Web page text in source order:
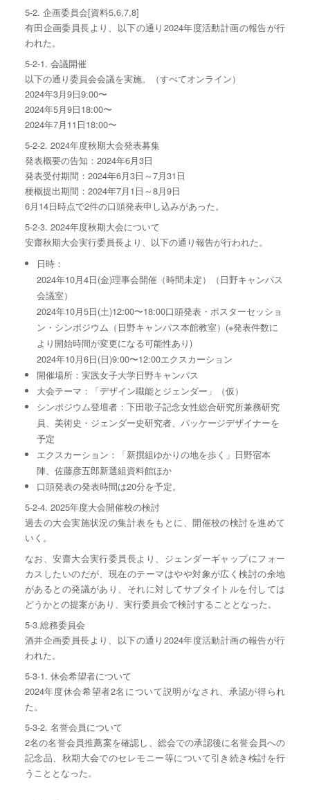
5-2. 企画委員会[資料5,6,7,8]
有田企画委員長より、以下の通り2024年度活動計画の報告が行
われた。
5-2-1. 会議開催
以下の通り委員会会議を実施。（すべてオンライン）
2024年3月9日9:00〜
2024年5月9日18:00〜
2024年7月11日18:00〜
5-2-2. 2024年度秋期大会発表募集
発表概要の告知：2024年6月3日
発表受付期間：2024年6月3日～7月31日
梗概提出期間：2024年7月1日～8月9日
6月14日時点で2件の口頭発表申し込みがあった。
5-2-3. 2024年度秋期大会について
安齋秋期大会実行委員長より、以下の通り報告が行われた。
日時：
2024年10月4日(金)理事会開催（時間未定）（日野キャンパス
会議室）
2024年10月5日(土)12:00〜18:00口頭発表・ポスターセッショ
ン・シンポジウム（日野キャンパス本館教室）(※発表件数に
より開始時間が変更になる可能性あり)
2024年10月6日(日)9:00〜12:00エクスカーション
開催場所：実践女子大学日野キャンパス
大会テーマ：「デザイン職能とジェンダー」（仮）
シンポジウム登壇者：下田歌子記念女性総合研究所兼務研究
員、美術史・ジェンダー史研究者、パッケージデザイナーを
予定
エクスカーション：「新撰組ゆかりの地を歩く」日野宿本
陣、佐藤彦五郎新選組資料館ほか
口頭発表の発表時間は20分を予定。
5-2-4. 2025年度大会開催校の検討
過去の大会実施状況の集計表をもとに、開催校の検討を進めて
いく。
なお、安齋大会実行委員長より、ジェンダーギャップにフォー
カスしたいのだが、現在のテーマはやや対象が広く検討の余地
があるとの発議があり、それに対してサブタイトルを付しては
どうかとの提案があり、実行委員会で検討することとなった。
5-3.総務委員会
酒井企画委員長より、以下の通り2024年度活動計画の報告が行
われた。
5-3-1. 休会希望者について
2024年度休会希望者2名について説明がなされ、承認が得られ
た。
5-3-2. 名誉会員について
2名の名誉会員推薦案を確認し、総会での承認後に名誉会員への
記念品、秋期大会でのセレモニー等について引き続き検討を行
うこととなった。